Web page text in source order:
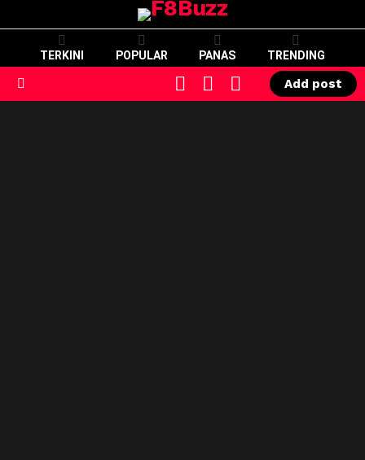
TERKINI POPULAR PANAS TRENDING
SWITCH
SKIN
CART LOGIN
Add post